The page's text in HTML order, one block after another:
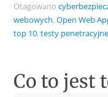
Otagowano
webowych,Open Web
top 10,testy penetracyjne
Co to jest